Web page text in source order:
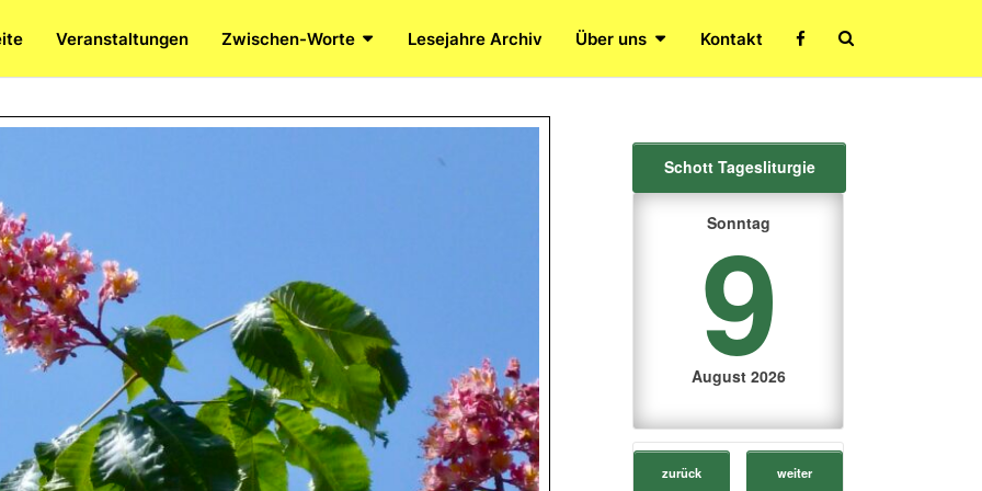
Veranstaltungen Zwischen-Worte Lesejahre Archiv Über uns Kontakt
Search
Schott Tagesliturgie
Sonntag
9
August 2026
zurück weiter